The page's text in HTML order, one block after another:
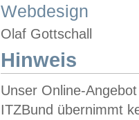
Webdesign
Olaf Gottschall
Hinweis
Unser Online-
ITZBund übernimmt